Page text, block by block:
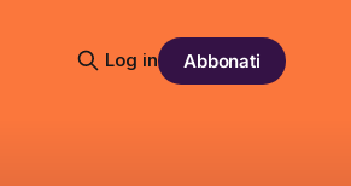
Log in Abbonati